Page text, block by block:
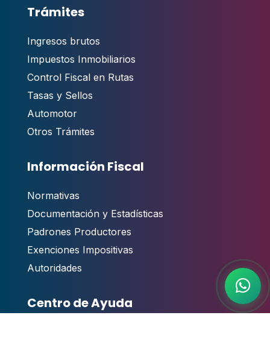
Trámites
Ingresos brutos
Impuestos Inmobiliarios
Control Fiscal en Rutas
Tasas y Sellos
Automotor
Otros Trámites
Información Fiscal
Normativas
Documentación y Estadísticas
Padrones Productores
Exenciones Impositivas
Autoridades
Centro de Ayuda